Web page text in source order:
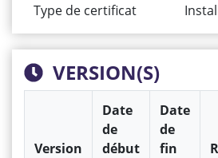
Type de certificat
VERSION(S)
Version
Date
de
début
Date
de
fin